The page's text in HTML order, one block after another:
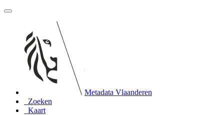
Metadata Vlaanderen
Zoeken
Kaart